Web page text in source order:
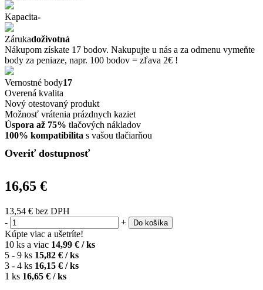
Kapacita-
Zárukadoživotná
Nákupom získate 17 bodov. Nakupujte u nás a za odmenu vymeňte
body za peniaze, napr. 100 bodov = zľava 2€ !
Vernostné body17
Overená kvalita
Nový otestovaný produkt
Možnosť vrátenia prázdnych kaziet
Úspora až 75% tlačových nákladov
100% kompatibilita s vašou tlačiarňou
Overiť dostupnosť
16,65 €
13,54 € bez DPH
-
+ Do košíka
Kúpte viac a ušetríte!
10 ks a viac 14,99 € / ks
5 - 9 ks 15,82 € / ks
3 - 4 ks 16,15 € / ks
1 ks 16,65 € / ks